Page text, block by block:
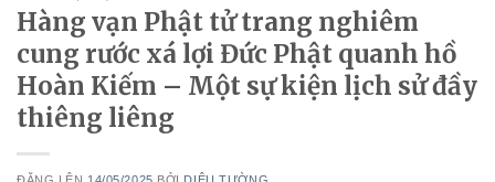
Hàng vạn Phật tử trang nghiêm
cung rước xá lợi Đức Phật quanh hồ
Hoàn Kiếm – Một sự kiện lịch sử đầy
thiêng liêng
ĐĂNG LÊN 14/05/2025 BỞI DIỆU TƯỜNG